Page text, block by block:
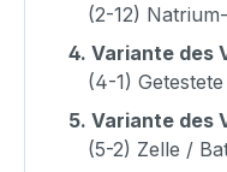
(2-12)
4. Variante des
(4-1)
5. Variante des
(5-2) Zelle /